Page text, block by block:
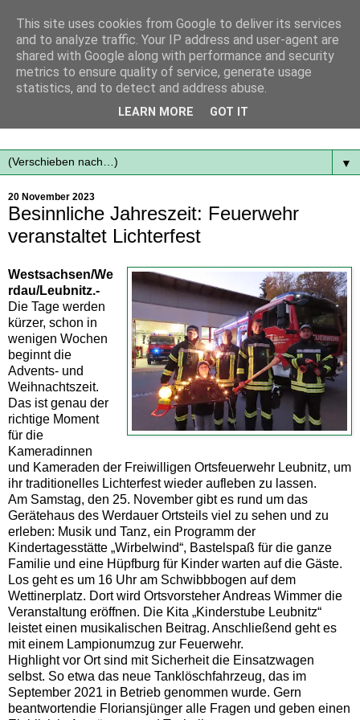
Mit frischen Themen aus der Region immer auf dem
▼
20 November 2023
Besinnliche Jahreszeit: Feuerwehr
veranstaltet Lichterfest
Westsachsen/We
rdau/Leubnitz.-
Die Tage werden
kürzer, schon in
wenigen Wochen
beginnt die
Advents- und
Weihnachtszeit.
Das ist genau der
richtige Moment
für die
Kameradinnen
und Kameraden der Freiwilligen Ortsfeuerwehr Leubnitz, um
ihr traditionelles Lichterfest wieder aufleben zu lassen.
Am Samstag, den 25. November gibt es rund um das
Gerätehaus des Werdauer Ortsteils viel zu sehen und zu
erleben: Musik und Tanz, ein Programm der
Kindertagesstätte „Wirbelwind“, Bastelspaß für die ganze
Familie und eine Hüpfburg für Kinder warten auf die Gäste.
Los geht es um 16 Uhr am Schwibbbogen auf dem
Wettinerplatz. Dort wird Ortsvorsteher Andreas Wimmer die
Veranstaltung eröffnen. Die Kita „Kinderstube Leubnitz“
leistet einen musikalischen Beitrag. Anschließend geht es
mit einem Lampionumzug zur Feuerwehr.
Highlight vor Ort sind mit Sicherheit die Einsatzwagen
selbst. So etwa das neue Tanklöschfahrzeug, das im
September 2021 in Betrieb genommen wurde. Gern
beantwortendie Floriansjünger alle Fragen und geben einen
This site uses cookies from Google to deliver its services
and to analyze traffic. Your IP address and user-agent are
shared with Google along with performance and security
metrics to ensure quality of service, generate usage
statistics, and to detect and address abuse.
LEARN MORE GOT IT